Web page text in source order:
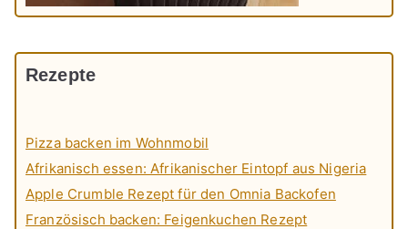
Rezepte
Pizza backen im Wohnmobil
Afrikanisch essen: Afrikanischer Eintopf aus Nigeria
Apple Crumble Rezept für den Omnia Backofen
Französisch backen: Feigenkuchen Rezept